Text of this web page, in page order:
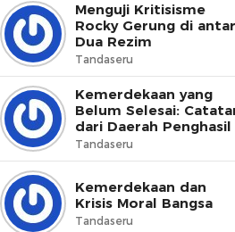
Menguji Kritisisme
Rocky Gerung di
Dua Rezim
Tandaseru
Kemerdekaan yang
Belum Selesai:
dari Daerah Penghasil
Tandaseru
Kemerdekaan dan
Krisis Moral Bangsa
Tandaseru